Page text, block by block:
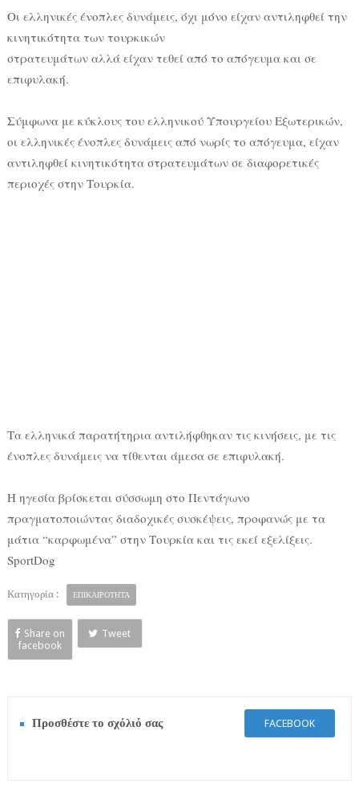
Οι ελληνικές ένοπλες δυνάμεις, όχι μόνο είχαν αντιληφθεί την
κινητικότητα των τουρκικών
στρατευμάτων αλλά είχαν τεθεί από το απόγευμα και σε
επιφυλακή.
Σύμφωνα με κύκλους του ελληνικού Υπουργείου Εξωτερικών,
οι ελληνικές ένοπλες δυνάμεις από νωρίς το απόγευμα, είχαν
αντιληφθεί κινητικότητα στρατευμάτων σε διαφορετικές
περιοχές στην Τουρκία.
Τα ελληνικά παρατήτηρια αντιλήφθηκαν τις κινήσεις, με τις
ένοπλες δυνάμεις να τίθενται άμεσα σε επιφυλακή.
Η ηγεσία βρίσκεται σύσσωμη στο Πεντάγωνο
πραγματοποιώντας διαδοχικές συσκέψεις, προφανώς με τα
μάτια “καρφωμένα” στην Τουρκία και τις εκεί εξελίξεις.
SportDog‎
Κατηγορία : ΕΠΙΚΑΙΡΟΤΗΤΑ
Share on
facebook
Tweet
Προσθέστε το σχόλιό σας FACEBOOK